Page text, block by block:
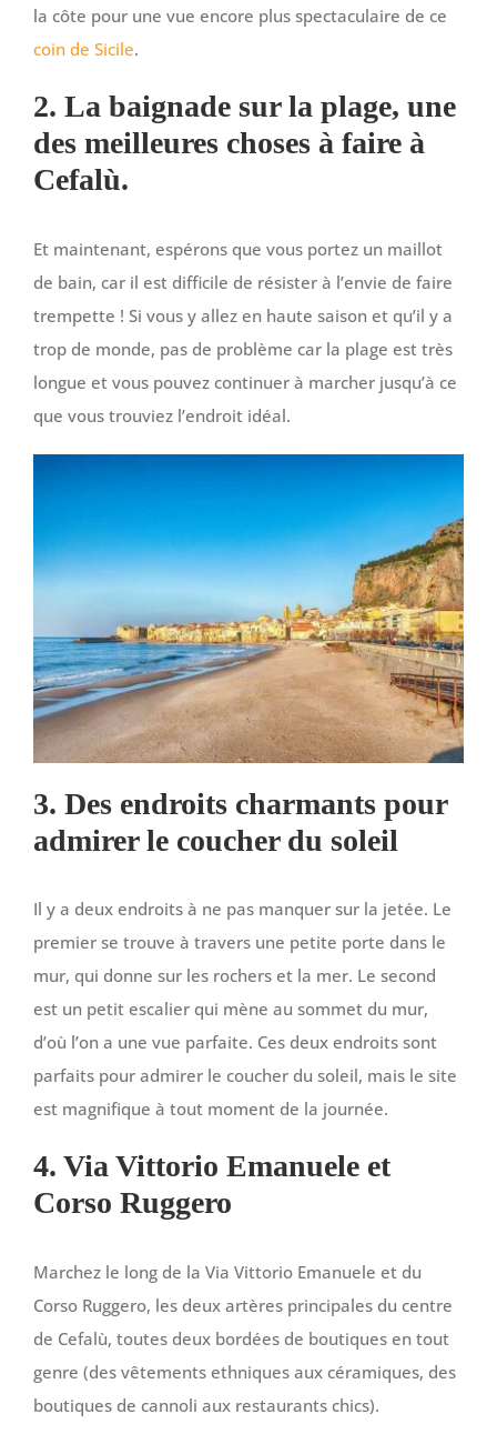
la côte pour une vue encore plus spectaculaire de ce
coin de Sicile.
2. La baignade sur la plage, une
des meilleures choses à faire à
Cefalù.
Et maintenant, espérons que vous portez un maillot
de bain, car il est difficile de résister à l’envie de faire
trempette ! Si vous y allez en haute saison et qu’il y a
trop de monde, pas de problème car la plage est très
longue et vous pouvez continuer à marcher jusqu’à ce
que vous trouviez l’endroit idéal.
3. Des endroits charmants pour
admirer le coucher du soleil
Il y a deux endroits à ne pas manquer sur la jetée. Le
premier se trouve à travers une petite porte dans le
mur, qui donne sur les rochers et la mer. Le second
est un petit escalier qui mène au sommet du mur,
d’où l’on a une vue parfaite. Ces deux endroits sont
parfaits pour admirer le coucher du soleil, mais le site
est magnifique à tout moment de la journée.
4. Via Vittorio Emanuele et
Corso Ruggero
Marchez le long de la Via Vittorio Emanuele et du
Corso Ruggero, les deux artères principales du centre
de Cefalù, toutes deux bordées de boutiques en tout
genre (des vêtements ethniques aux céramiques, des
boutiques de cannoli aux restaurants chics).